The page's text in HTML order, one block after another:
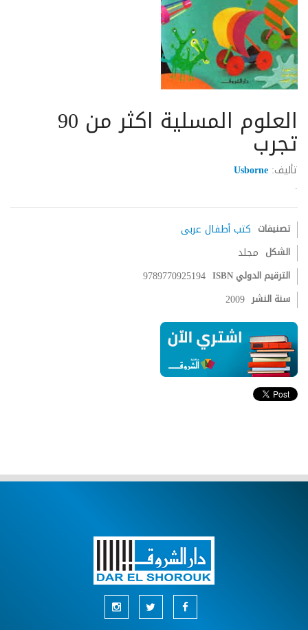
العلوم المسلية اكثر من 90
تجرب
تأليف: Usborne
.
تصنيفات كتب أطفال عربى
الشكل مجلد
الترقيم الدولي ISBN 9789770925194
سنة النشر 2009